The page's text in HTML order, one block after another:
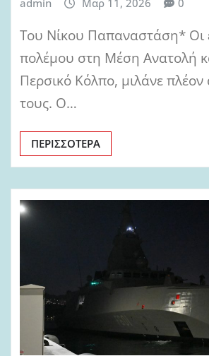
admin Μαρ 11, 2026 0
Του Νίκου Παπαναστάση* Οι
πολέμου στη Μέση Ανατολή
Περσικό Κόλπο, μιλάνε
τους. Ο…
ΠΕΡΙΣΣΌΤΕΡΑ